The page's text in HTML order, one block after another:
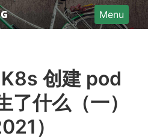
Menu
创建 pod
了什么（一）
）